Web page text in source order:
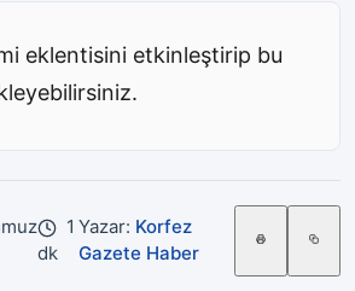
eklentisini etkinleştirip bu
1
dk
Yazar: Korfez
Gazete Haber